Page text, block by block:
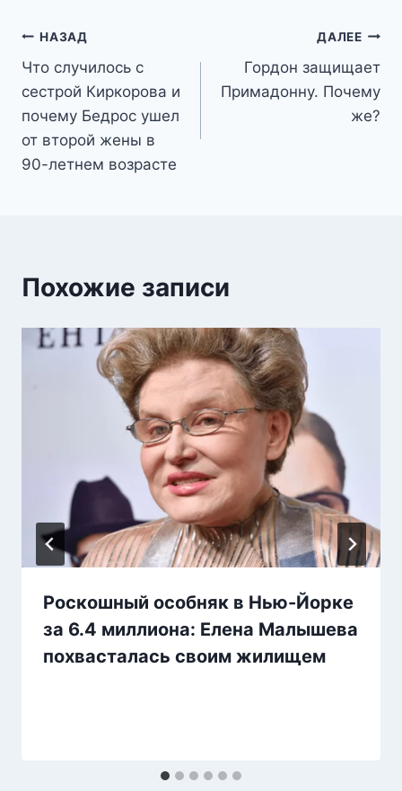
Навигация
по
записям
НАЗАД
Что случилось с
сестрой Киркорова и
почему Бедрос ушел
от второй жены в
90-летнем возрасте
ДАЛЕЕ
Гордон защищает
Примадонну. Почему
же?
Похожие записи
Роскошный особняк в Нью-Йорке
за 6.4 миллиона: Елена Малышева
похвасталась своим жилищем